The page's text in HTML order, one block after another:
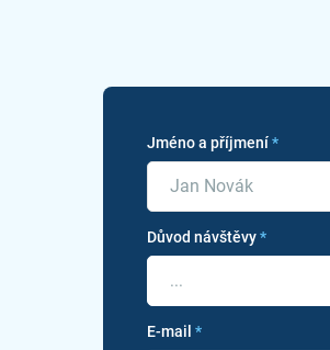
Jméno a příjmení*
Důvod návštěvy*
...
E-mail *